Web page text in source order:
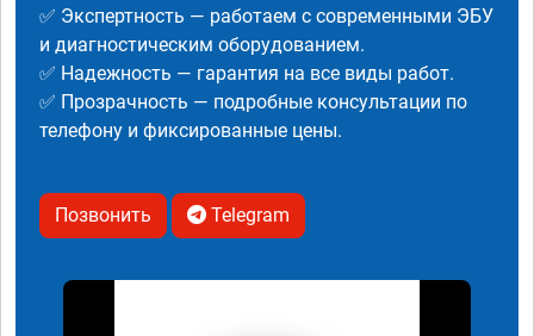
✅ Экспертность — работаем с современными ЭБУ
и диагностическим оборудованием.
✅ Надежность — гарантия на все виды работ.
✅ Прозрачность — подробные консультации по
телефону и фиксированные цены.
Позвонить Telegram